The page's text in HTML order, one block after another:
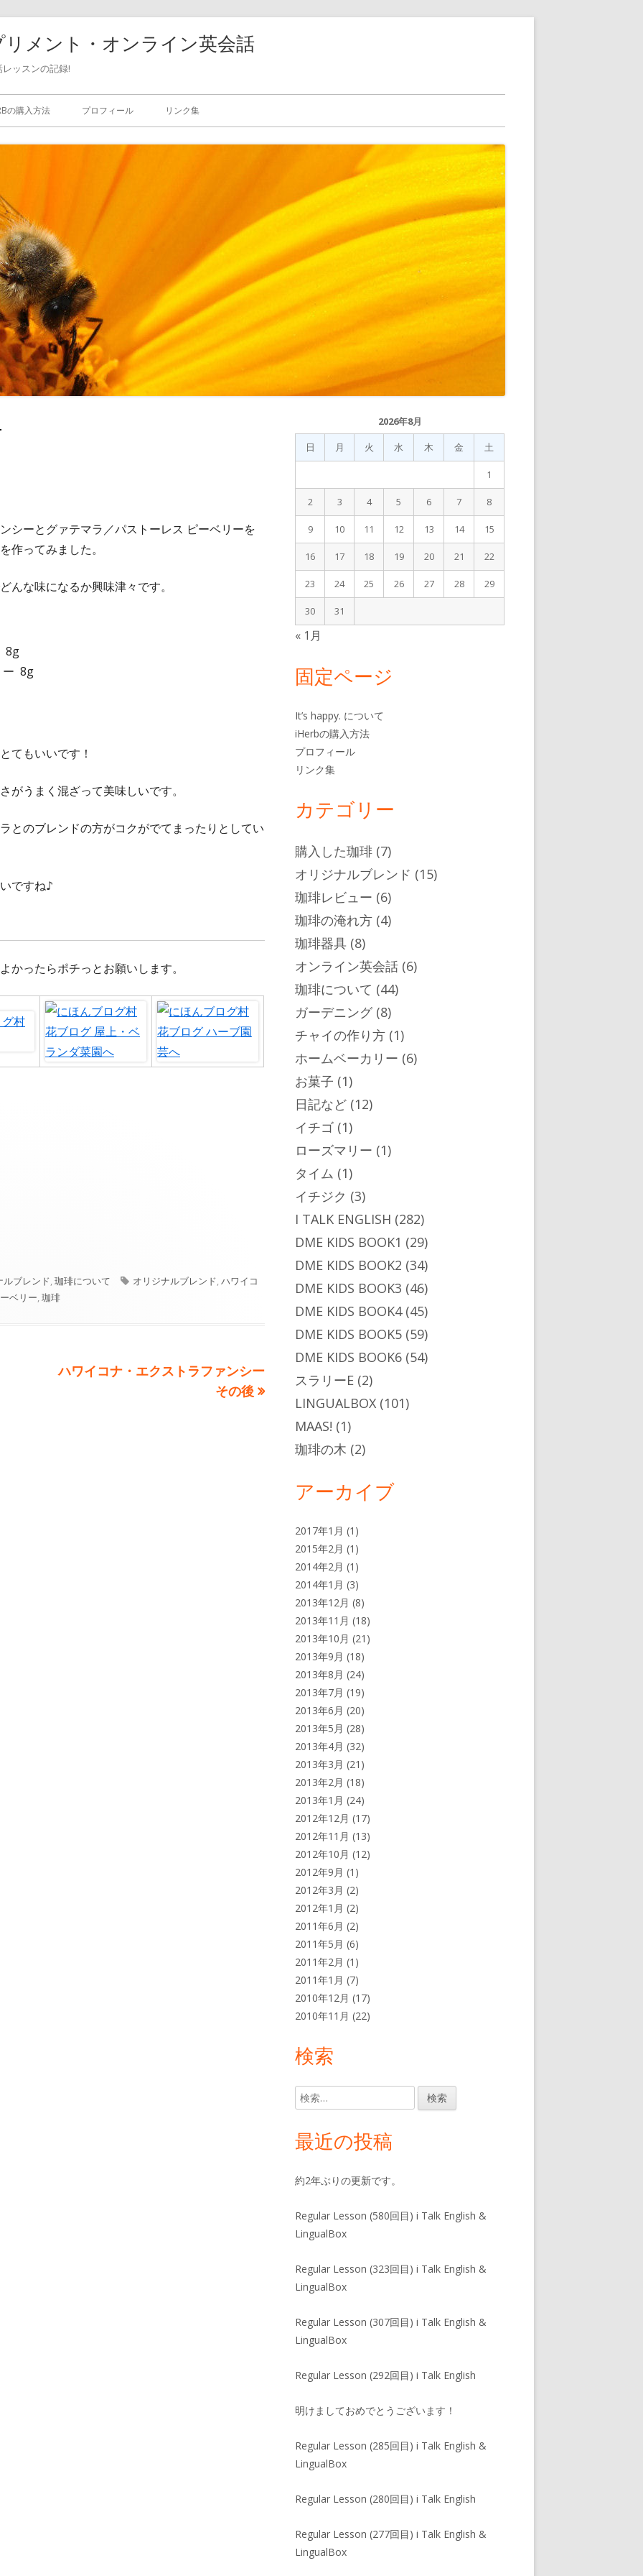
メント・オンライン英会話
ッスンの記録!
の購入方法 プロフィール リンク集
シーとグァテマラ／パストーレス ピーベリーを
作ってみました。
んな味になるか興味津々です。
8g
ー 8g
てもいいです！
がうまく混ざって美味しいです。
とのブレンドの方がコクがでてまったりとしてい
ですね♪
かったらポチっとお願いします。
ルブレンド,珈琲について
タ
オリジナルブレンド,ハワイコ
ベリー,珈琲
次
ハワイコナ・エクストラファンシー
その後
メ
イ
ン
サ
イ
ド
バ
ー
2026年8月
日
月 火 水 木 金 土
1
2 3 4 5 6 7 8
9 10 11 12 13 14 15
16 17 18 19 20 21 22
23 24 25 26 27 28 29
30 31
« 1月
固定ページ
It’s happy. について
iHerbの購入方法
プロフィール
リンク集
カテゴリー
購入した珈琲 (7)
オリジナルブレンド (15)
珈琲レビュー (6)
珈琲の淹れ方 (4)
珈琲器具 (8)
オンライン英会話 (6)
珈琲について (44)
ガーデニング(8)
チャイの作り方 (1)
ホームベーカリー (6)
お菓子 (1)
日記など (12)
イチゴ (1)
ローズマリー (1)
タイム (1)
イチジク (3)
I TALK ENGLISH (282)
DME KIDS BOOK1 (29)
DME KIDS BOOK2 (34)
DME KIDS BOOK3 (46)
DME KIDS BOOK4(45)
DME KIDS BOOK5 (59)
DME KIDS BOOK6 (54)
スラリーE (2)
LINGUALBOX (101)
MAAS! (1)
珈琲の木 (2)
アーカイブ
2017年1月 (1)
2015年2月 (1)
2014年2月 (1)
2014年1月 (3)
2013年12月 (8)
2013年11月 (18)
2013年10月 (21)
2013年9月 (18)
2013年8月 (24)
2013年7月 (19)
2013年6月 (20)
2013年5月 (28)
2013年4月 (32)
2013年3月 (21)
2013年2月 (18)
2013年1月 (24)
2012年12月 (17)
2012年11月 (13)
2012年10月 (12)
2012年9月 (1)
2012年3月 (2)
2012年1月 (2)
2011年6月 (2)
2011年5月 (6)
2011年2月 (1)
2011年1月 (7)
2010年12月 (17)
2010年11月 (22)
検索
検
索:
最近の投稿
約2年ぶりの更新です。
Regular Lesson (580回目) i Talk English &
LingualBox
Regular Lesson (323回目) i Talk English &
LingualBox
Regular Lesson (307回目) i Talk English &
LingualBox
Regular Lesson (292回目) i Talk English
明けましておめでとうございます！
Regular Lesson (285回目) i Talk English &
LingualBox
Regular Lesson (280回目) i Talk English
Regular Lesson (277回目) i Talk English &
LingualBox